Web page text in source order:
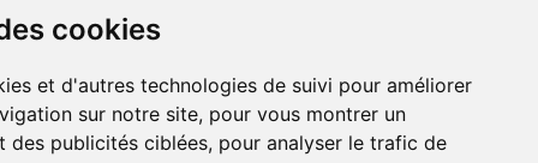
cookies
et d'autres technologies de suivi pour améliorer
sur notre site, pour vous montrer un
des publicités ciblées, pour analyser le trafic de